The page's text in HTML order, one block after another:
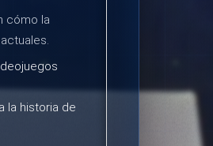
cómo la
la historia de